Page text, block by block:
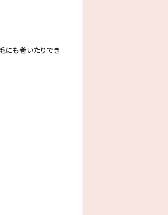
にも巻いたりでき